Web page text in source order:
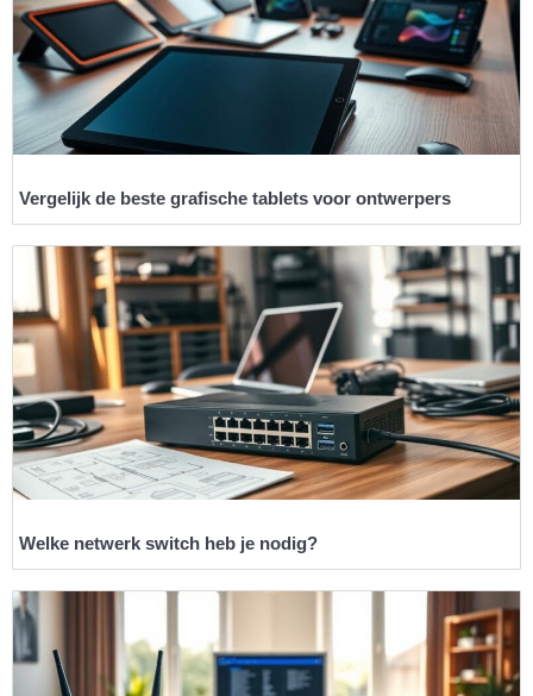
Vergelijk de beste grafische tablets voor ontwerpers
Welke netwerk switch heb je nodig?